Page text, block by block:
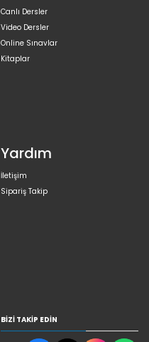
Canlı Dersler
Video Dersler
Online Sınavlar
Kitaplar
Yardım
İletişim
Sipariş Takip
BIZI TAKIP EDIN